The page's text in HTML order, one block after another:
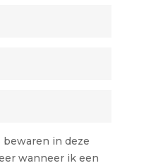
bewaren in deze
wanneer ik een